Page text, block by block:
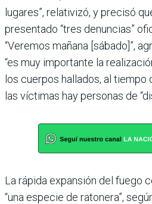
lugares”, relativizó, y precisó
presentado “tres denuncias”
“Veremos mañana [sábado]”,
“es muy importante la
los cuerpos hallados, al tiempo
las víctimas hay personas de
La rápida expansión del fuego
“una especie de ratonera”,